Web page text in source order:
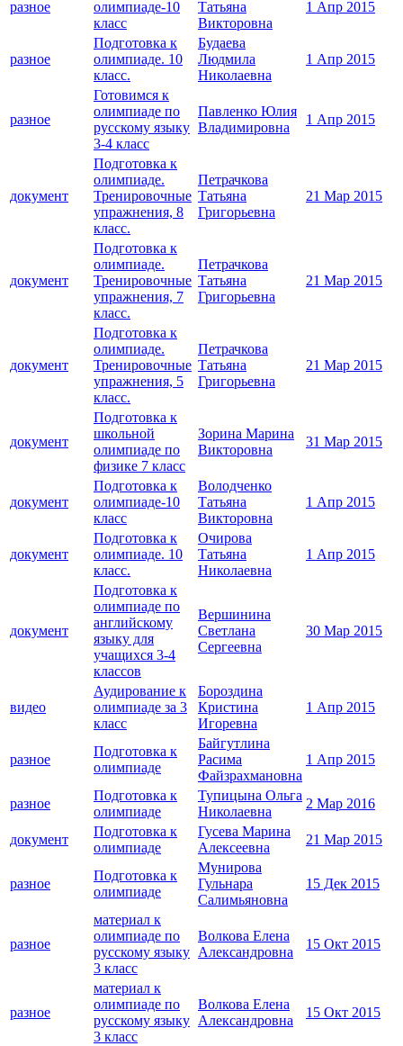
разное
олимпиаде-10
класс
Татьяна
Викторовна
1 Апр 2015
разное
Подготовка к
олимпиаде. 10
класс.
Будаева
Людмила
Николаевна
1 Апр 2015
разное
Готовимся к
олимпиаде по
русскому языку
3-4 класс
Павленко Юлия
Владимировна
1 Апр 2015
документ
Подготовка к
олимпиаде.
Тренировочные
упражнения, 8
класс.
Петрачкова
Татьяна
Григорьевна
21 Мар 2015
документ
Подготовка к
олимпиаде.
Тренировочные
упражнения, 7
класс.
Петрачкова
Татьяна
Григорьевна
21 Мар 2015
документ
Подготовка к
олимпиаде.
Тренировочные
упражнения, 5
класс.
Петрачкова
Татьяна
Григорьевна
21 Мар 2015
документ
Подготовка к
школьной
олимпиаде по
физике 7 класс
Зорина Марина
Викторовна
31 Мар 2015
документ
Подготовка к
олимпиаде-10
класс
Володченко
Татьяна
Викторовна
1 Апр 2015
документ
Подготовка к
олимпиаде. 10
класс.
Очирова
Татьяна
Николаевна
1 Апр 2015
документ
Подготовка к
олимпиаде по
английскому
языку для
учащихся 3-4
классов
Вершинина
Светлана
Сергеевна
30 Мар 2015
видео
Аудирование к
олимпиаде за 3
класс
Бороздина
Кристина
Игоревна
1 Апр 2015
разное
Подготовка к
олимпиаде
Байгутлина
Расима
Файзрахмановна
1 Апр 2015
разное
Подготовка к
олимпиаде
Тупицына Ольга
Николаевна
2 Мар 2016
документ
Подготовка к
олимпиаде
Гусева Марина
Алексеевна
21 Мар 2015
разное
Подготовка к
олимпиаде
Мунирова
Гульнара
Салимьяновна
15 Дек 2015
разное
материал к
олимпиаде по
русскому языку
3 класс
Волкова Елена
Александровна
15 Окт 2015
разное
материал к
олимпиаде по
русскому языку
3 класс
Волкова Елена
Александровна
15 Окт 2015